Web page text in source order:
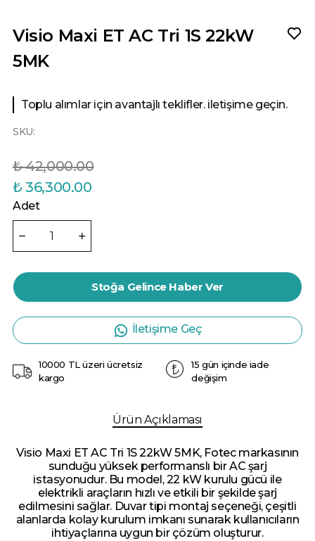
Visio Maxi ET AC Tri 1S 22kW
5MK
Toplu alımlar için avantajlı teklifler. iletişime geçin.
SKU:
₺ 42,000.00
₺ 36,300.00
Adet
Stoğa Gelince Haber Ver
İletişime Geç
10000 TL üzeri ücretsiz
kargo
15 gün içinde iade
değişim
Ürün Açıklaması
Visio Maxi ET AC Tri 1S 22kW 5MK, Fotec markasının
sunduğu yüksek performanslı bir AC şarj
istasyonudur. Bu model, 22 kW kurulu gücü ile
elektrikli araçların hızlı ve etkili bir şekilde şarj
edilmesini sağlar. Duvar tipi montaj seçeneği, çeşitli
alanlarda kolay kurulum imkanı sunarak kullanıcıların
ihtiyaçlarına uygun bir çözüm oluşturur.